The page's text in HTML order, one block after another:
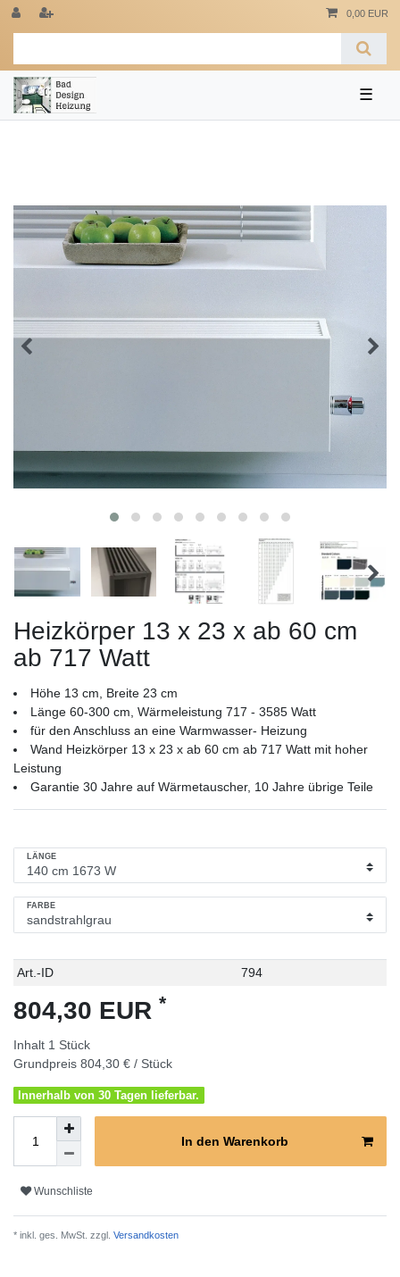
0,00 EUR
☰
Heizkörper 13 x 23 x ab 60 cm
ab 717 Watt
Höhe 13 cm, Breite 23 cm
Länge 60-300 cm, Wärmeleistung 717 - 3585 Watt
für den Anschluss an eine Warmwasser- Heizung
Wand Heizkörper 13 x 23 x ab 60 cm ab 717 Watt mit hoher
Leistung
Garantie 30 Jahre auf Wärmetauscher, 10 Jahre übrige Teile
LÄNGE
FARBE
Technisches
Wert
Art.-ID 794
804,30 EUR *
Inhalt 1 Stück
Grundpreis 804,30 € / Stück
Innerhalb von 30 Tagen lieferbar.
In den Warenkorb
Wunschliste
* inkl. ges. MwSt. zzgl. Versandkosten